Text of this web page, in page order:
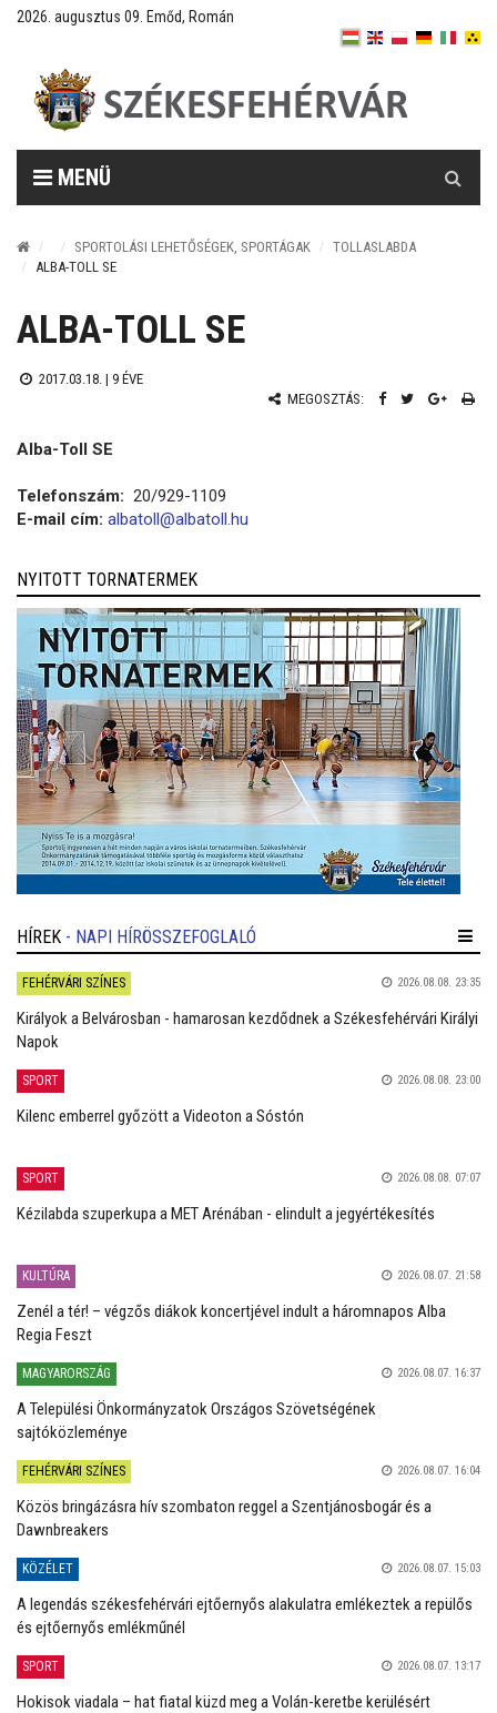
2026. augusztus 09. Emőd, Román
MENÜ
SPORTOLÁSI LEHETŐSÉGEK, SPORTÁGAK
TOLLASLABDA
ALBA-TOLL SE
ALBA-TOLL SE
2017.03.18. | 9 ÉVE
MEGOSZTÁS:
Alba-Toll SE
Telefonszám: 20/929-1109
E-mail cím: albatoll@albatoll.hu
NYITOTT TORNATERMEK
HÍREK - NAPI HÍRÖSSZEFOGLALÓ
FEHÉRVÁRI SZÍNES 2026.08.08. 23:35
Királyok a Belvárosban - hamarosan kezdődnek a Székesfehérvári Királyi
Napok
SPORT 2026.08.08. 23:00
Kilenc emberrel győzött a Videoton a Sóstón
SPORT 2026.08.08. 07:07
Kézilabda szuperkupa a MET Arénában - elindult a jegyértékesítés
KULTÚRA 2026.08.07. 21:58
Zenél a tér! – végzős diákok koncertjével indult a háromnapos Alba
Regia Feszt
MAGYARORSZÁG 2026.08.07. 16:37
A Települési Önkormányzatok Országos Szövetségének
sajtóközleménye
FEHÉRVÁRI SZÍNES 2026.08.07. 16:04
Közös bringázásra hív szombaton reggel a Szentjánosbogár és a
Dawnbreakers
KÖZÉLET 2026.08.07. 15:03
A legendás székesfehérvári ejtőernyős alakulatra emlékeztek a repülős
és ejtőernyős emlékműnél
SPORT 2026.08.07. 13:17
Hokisok viadala – hat fiatal küzd meg a Volán-keretbe kerülésért